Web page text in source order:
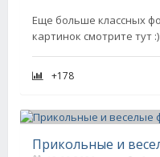
Еще больше классных
картинок смотрите тут :)
+178